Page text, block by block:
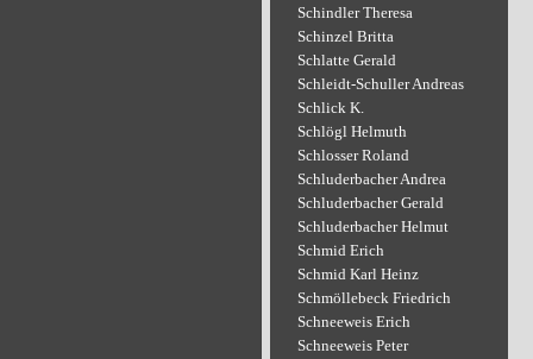
Schindler Theresa
Schinzel Britta
Schlatte Gerald
Schleidt-Schuller Andreas
Schlick K.
Schlögl Helmuth
Schlosser Roland
Schluderbacher Andrea
Schluderbacher Gerald
Schluderbacher Helmut
Schmid Erich
Schmid Karl Heinz
Schmöllebeck Friedrich
Schneeweis Erich
Schneeweis Peter